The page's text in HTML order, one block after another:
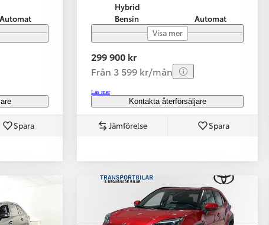
Toyota C-HR
HYBRID & LADDHYBRID
Automat
Spara
Hybrid
Bensin
Automat
Visa mer
299 900 kr
Från 3 599 kr/mån
Läs mer
Kontakta återförsäljare
Jämförelse Spara